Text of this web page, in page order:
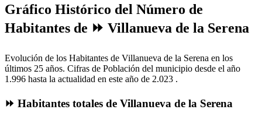
Gráfico Histórico del Número de
Habitantes de ⏩ Villanueva de la Serena
Evolución de los Habitantes de Villanueva de la Serena en los
últimos 25 años. Cifras de Población del municipio desde el año
1.996 hasta la actualidad en este año de 2.023 .
⏩ Habitantes totales de Villanueva de la Serena